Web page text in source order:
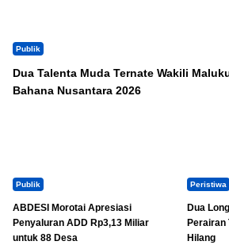
Publik
Dua Talenta Muda Ternate Wakili
Bahana Nusantara 2026
Publik
ABDESI Morotai Apresiasi
Penyaluran ADD Rp3,13 Miliar
untuk 88 Desa
Peristiwa
Dua
Perairan
Hilang